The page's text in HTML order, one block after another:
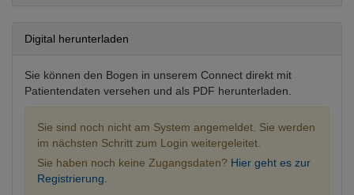
Digital herunterladen
Sie können den Bogen in unserem Connect direkt mit
Patientendaten versehen und als PDF herunterladen.
Sie sind noch nicht am System angemeldet. Sie werden
im nächsten Schritt zum Login weitergeleitet.
Sie haben noch keine Zugangsdaten? Hier geht es zur
Registrierung.